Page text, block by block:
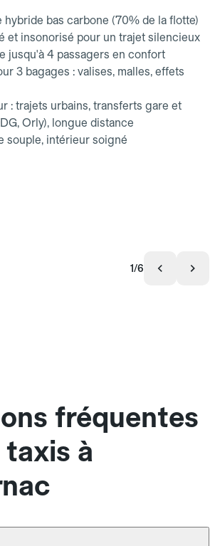
hybride bas carbone (70% de la flotte)
et insonorisé pour un trajet silencieux
jusqu'à 4 passagers en confort
3 bagages : valises, malles, effets
: trajets urbains, transferts gare et
Orly), longue distance
souple, intérieur soigné
1/6
fréquentes
à